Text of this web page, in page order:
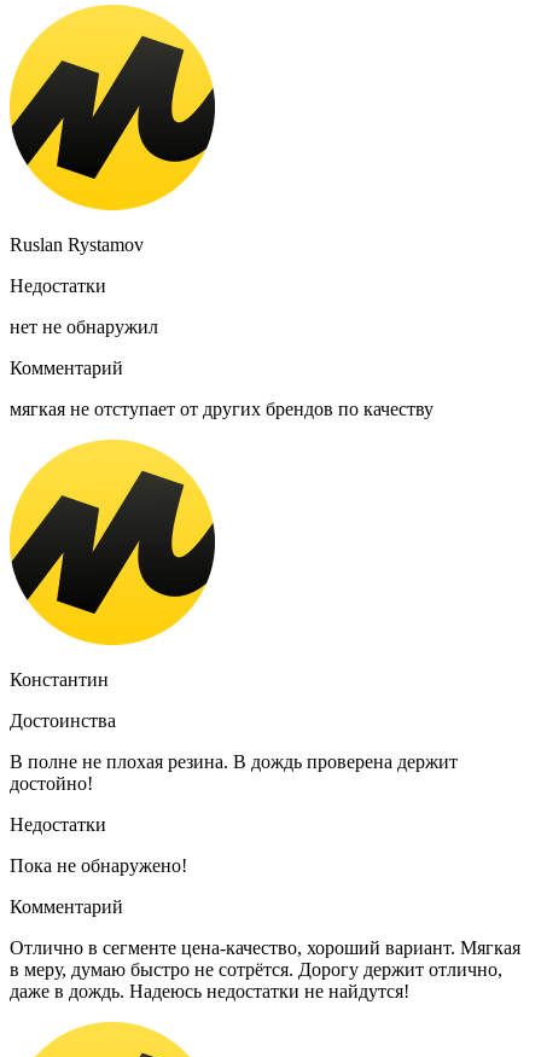
Ruslan Rystamov
Недостатки
нет не обнаружил
Комментарий
мягкая не отступает от других брендов по качеству
Константин
Достоинства
В полне не плохая резина. В дождь проверена держит
достойно!
Недостатки
Пока не обнаружено!
Комментарий
Отлично в сегменте цена-качество, хороший вариант. Мягкая
в меру, думаю быстро не сотрётся. Дорогу держит отлично,
даже в дождь. Надеюсь недостатки не найдутся!